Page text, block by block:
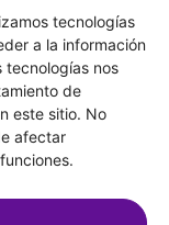
tecnologías
a la información
tecnologías nos
de
este sitio. No
afectar